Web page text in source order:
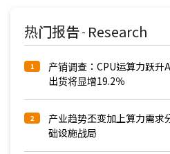
热门报告 - Research
1
产销调查：CPU运算力跃
出货将显增19.2％
2
产业趋势丕变加上算力需
础设施战局